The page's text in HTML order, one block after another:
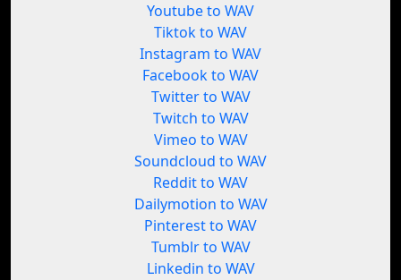
Youtube to WAV
Tiktok to WAV
Instagram to WAV
Facebook to WAV
Twitter to WAV
Twitch to WAV
Vimeo to WAV
Soundcloud to WAV
Reddit to WAV
Dailymotion to WAV
Pinterest to WAV
Tumblr to WAV
Linkedin to WAV